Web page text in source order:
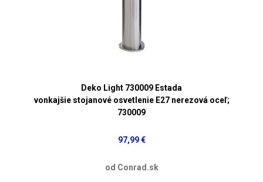
Deko Light 730009 Estada
vonkajšie stojanové osvetlenie E27 nerezová oceľ;
730009
97,99 €
od Conrad.sk